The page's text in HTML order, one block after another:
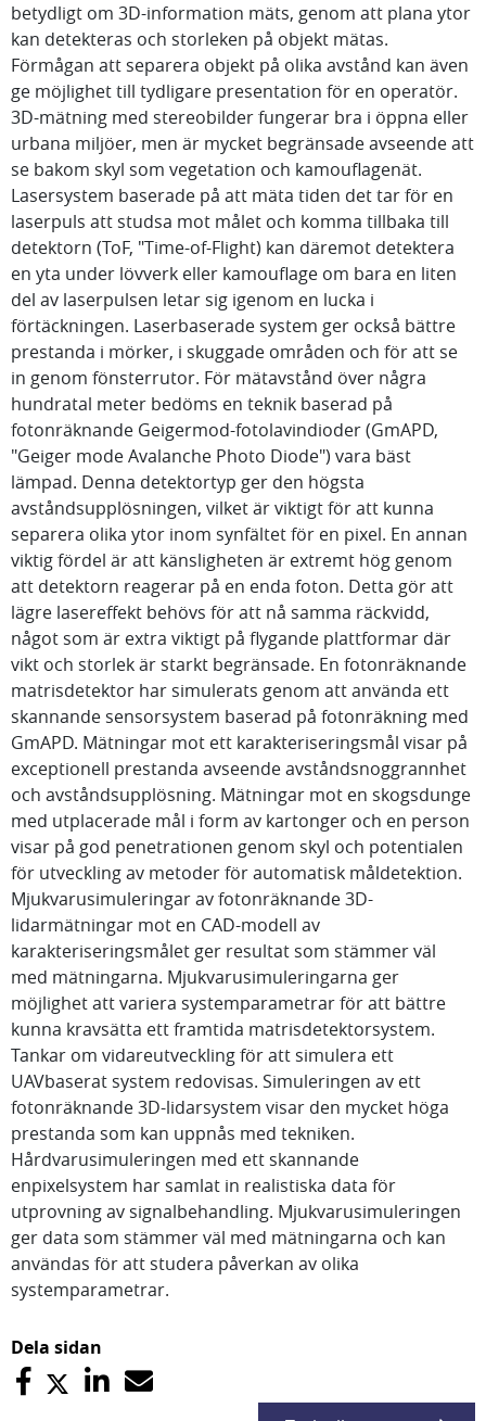
betydligt om 3D-information mäts, genom att plana ytor
kan detekteras och storleken på objekt mätas.
Förmågan att separera objekt på olika avstånd kan även
ge möjlighet till tydligare presentation för en operatör.
3D-mätning med stereobilder fungerar bra i öppna eller
urbana miljöer, men är mycket begränsade avseende att
se bakom skyl som vegetation och kamouflagenät.
Lasersystem baserade på att mäta tiden det tar för en
laserpuls att studsa mot målet och komma tillbaka till
detektorn (ToF, "Time-of-Flight) kan däremot detektera
en yta under lövverk eller kamouflage om bara en liten
del av laserpulsen letar sig igenom en lucka i
förtäckningen. Laserbaserade system ger också bättre
prestanda i mörker, i skuggade områden och för att se
in genom fönsterrutor. För mätavstånd över några
hundratal meter bedöms en teknik baserad på
fotonräknande Geigermod-fotolavindioder (GmAPD,
"Geiger mode Avalanche Photo Diode") vara bäst
lämpad. Denna detektortyp ger den högsta
avståndsupplösningen, vilket är viktigt för att kunna
separera olika ytor inom synfältet för en pixel. En annan
viktig fördel är att känsligheten är extremt hög genom
att detektorn reagerar på en enda foton. Detta gör att
lägre lasereffekt behövs för att nå samma räckvidd,
något som är extra viktigt på flygande plattformar där
vikt och storlek är starkt begränsade. En fotonräknande
matrisdetektor har simulerats genom att använda ett
skannande sensorsystem baserad på fotonräkning med
GmAPD. Mätningar mot ett karakteriseringsmål visar på
exceptionell prestanda avseende avståndsnoggrannhet
och avståndsupplösning. Mätningar mot en skogsdunge
med utplacerade mål i form av kartonger och en person
visar på god penetrationen genom skyl och potentialen
för utveckling av metoder för automatisk måldetektion.
Mjukvarusimuleringar av fotonräknande 3D-
lidarmätningar mot en CAD-modell av
karakteriseringsmålet ger resultat som stämmer väl
med mätningarna. Mjukvarusimuleringarna ger
möjlighet att variera systemparametrar för att bättre
kunna kravsätta ett framtida matrisdetektorsystem.
Tankar om vidareutveckling för att simulera ett
UAVbaserat system redovisas. Simuleringen av ett
fotonräknande 3D-lidarsystem visar den mycket höga
prestanda som kan uppnås med tekniken.
Hårdvarusimuleringen med ett skannande
enpixelsystem har samlat in realistiska data för
utprovning av signalbehandling. Mjukvarusimuleringen
ger data som stämmer väl med mätningarna och kan
användas för att studera påverkan av olika
systemparametrar.
Dela sidan